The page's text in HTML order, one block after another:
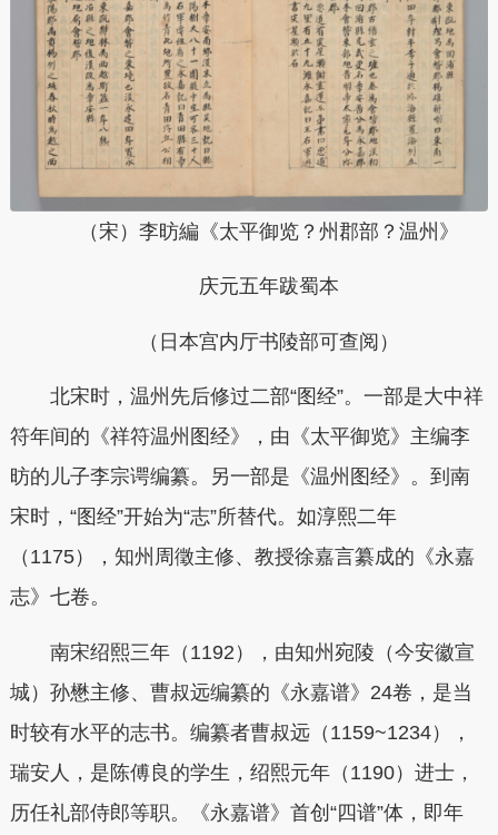
（宋 ） 李昉編《太平御览？ 州郡部？温州》
庆元五年跋蜀本
（日本宫内厅书陵部可查阅 ）
北宋时，温州先后修过二部“图经”。一部是大中祥
符年间的《祥符温州图经》，由《太平御览》主编李
昉的儿子李宗谔编纂。另一部是《温州图经》。 到南
宋时，“图经”开始为“志”所替代。如淳熙二年
（1175），知州周徵主修、教授徐嘉言纂成的《永嘉
志》七卷。
南宋绍熙三年（1192），由知州宛陵（今安徽宣
城）孙懋主修、曹叔远编纂的《永嘉谱》24卷，是当
时较有水平的志书。 编纂者曹叔远（1159~1234），
瑞安人，是陈傅良的学生，绍熙元年（1190）进士，
历任礼部侍郎等职。
《永嘉谱》首创“四谱”体，即年